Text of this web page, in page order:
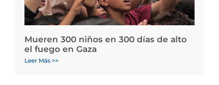
Mueren 300 niños en 300 días de alto
el fuego en Gaza
Leer Más >>